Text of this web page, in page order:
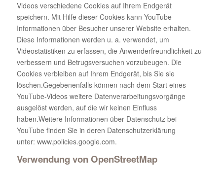
Videos verschiedene Cookies auf Ihrem Endgerät
speichern. Mit Hilfe dieser Cookies kann YouTube
Informationen über Besucher unserer Website erhalten.
Diese Informationen werden u. a. verwendet, um
Videostatistiken zu erfassen, die Anwenderfreundlichkeit zu
verbessern und Betrugsversuchen vorzubeugen. Die
Cookies verbleiben auf Ihrem Endgerät, bis Sie sie
löschen.Gegebenenfalls können nach dem Start eines
YouTube-Videos weitere Datenverarbeitungsvorgänge
ausgelöst werden, auf die wir keinen Einfluss
haben.Weitere Informationen über Datenschutz bei
YouTube finden Sie in deren Datenschutzerklärung
unter: www.policies.google.com.
Verwendung von OpenStreetMap